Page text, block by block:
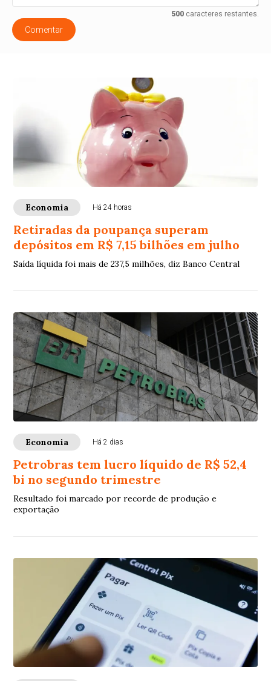
500caracteres restantes.
Comentar
Economia Há 24 horas
Retiradas da poupança superam
depósitos em R$ 7,15 bilhões em julho
Saída líquida foi mais de 237,5 milhões, diz Banco Central
Economia Há 2 dias
Petrobras tem lucro líquido de R$ 52,4
bi no segundo trimestre
Resultado foi marcado por recorde de produção e
exportação